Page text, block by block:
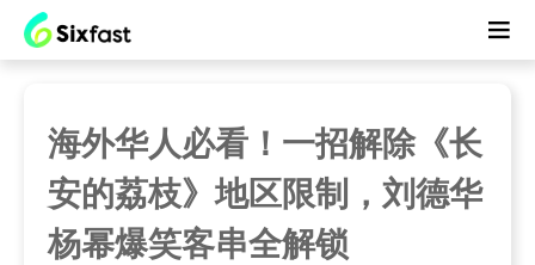
海外华人必看！一招解除《长
安的荔枝》地区限制，刘德华
杨幂爆笑客串全解锁